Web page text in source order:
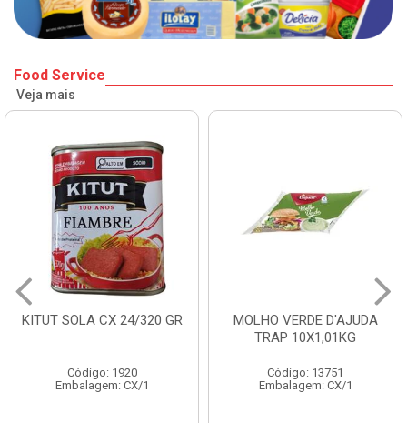
Food Service
Veja mais
SOLA CX 24/320 GR
Código: 1920
Embalagem: CX/1
MOLHO VERDE D'AJUDA
TRAP 10X1,01KG
Código: 13751
Embalagem: CX/1